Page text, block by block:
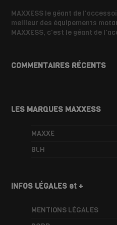
MAXXESS le géant de
meilleur des équipements
MAXXESS, c'est le géant de
COMMENTAIRES RÉCENTS
LES MARQUES MAXXESS
MAXXE
BLH
INFOS LÉGALES et +
MENTIONS LÉGALES